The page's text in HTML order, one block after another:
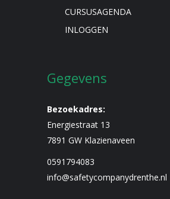
CURSUSAGENDA
INLOGGEN
Gegevens
Bezoekadres:
Energiestraat 13
7891 GW Klazienaveen
0591794083
info@safetycompanydrenthe.nl